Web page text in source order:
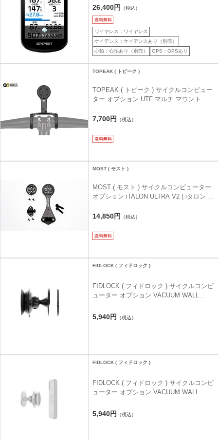
み
26,400円 （税込）
ワイヤレス：ワイヤレス
ケイデンス：ケイデンスあり（別売）
心拍：心拍あり（別売）
GPS：GPSあり
TOPEAK ( トピーク )
TOPEAK ( トピーク ) サイクルコンピュー
ター オプション UTF マルチ マウント プ
7,700円 （税込）
MOST ( モスト )
MOST ( モスト ) サイクルコンピューター
オプション iTALON ULTRA V2 ( iタロン ウ
14,850円 （税込）
FIDLOCK ( フィドロック )
FIDLOCK ( フィドロック ) サイクルコンピ
ューター オプション VACUUM WALL
ック
5,940円 （税込）
FIDLOCK ( フィドロック )
FIDLOCK ( フィドロック ) サイクルコンピ
ューター オプション VACUUM WALL
イト
5,940円 （税込）